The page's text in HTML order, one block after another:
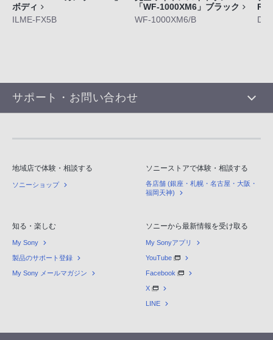
ボディ
ILME-FX5B
「WF-1000XM6」ブラック
WF-1000XM6/B
サポート・お問い合わせ
地域店で体験・相談する
ソニーショップ
ソニーストアで体験・相談する
各店舗 (銀座・札幌・名古屋・大阪・
福岡天神)
知る・楽しむ
My Sony
製品のサポート登録
My Sony メールマガジン
ソニーから最新情報を受け取る
My Sonyアプリ
YouTube
Facebook
X
LINE